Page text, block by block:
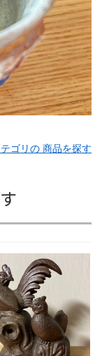
ゴリの 商品を探す